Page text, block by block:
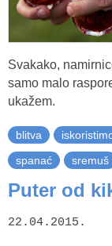
Svakako,
samo malo
ukažem.
blitva
spanać
sremuš
Puter od
22.04.2015.